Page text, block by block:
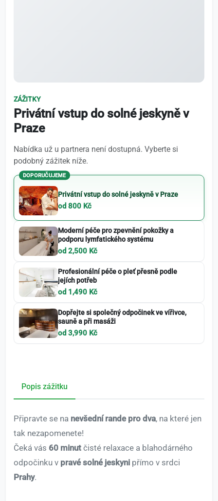
ZÁŽITKY
Privátní vstup do solné jeskyně v
Praze
Nabídka už u partnera není dostupná. Vyberte si
podobný zážitek níže.
DOPORUČUJEME
Privátní vstup do solné jeskyně v Praze
od 800 Kč
Moderní péče pro zpevnění pokožky a
podporu lymfatického systému
od 2,500 Kč
Profesionální péče o pleť přesně podle
jejích potřeb
od 1,490 Kč
Dopřejte si společný odpočinek ve vířivce,
sauně a při masáži
od 3,990 Kč
Popis zážitku
Připravte se na nevšední rande pro dva, na které jen
tak nezapomenete!
Čeká vás 60 minut čisté relaxace a blahodárného
odpočinku v pravé solné jeskyni přímo v srdci
Prahy.